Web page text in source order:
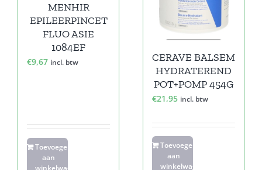
MENHIR
EPILEERPINCET
FLUO ASIE
1084EF
€9,67 incl. btw
Toevoegen
aan
winkelwagen
CERAVE BALSEM
HYDRATEREND
POT+POMP 454G
€21,95 incl. btw
Toevoegen
aan
winkelwagen